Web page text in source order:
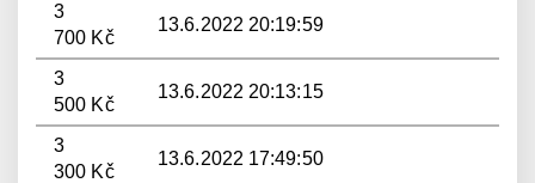
3
700 Kč
13.6.2022 20:19:59
3
500 Kč
13.6.2022 20:13:15
3
300 Kč
13.6.2022 17:49:50